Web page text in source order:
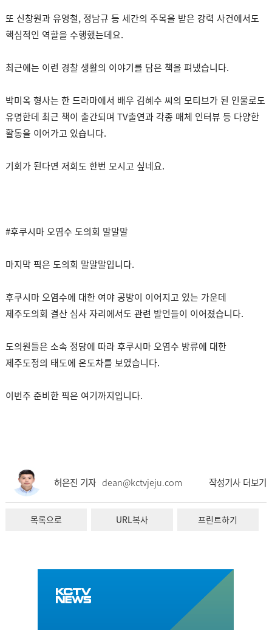
또 신창원과 유영철, 정남규 등 세간의 주목을 받은 강력 사건에서도
핵심적인 역할을 수행했는데요.
최근에는 이런 경찰 생활의 이야기를 담은 책을 펴냈습니다.
박미옥 형사는 한 드라마에서 배우 김혜수 씨의 모티브가 된 인물로도
유명한데 최근 책이 출간되며 TV출연과 각종 매체 인터뷰 등 다양한
활동을 이어가고 있습니다.
기회가 된다면 저희도 한번 모시고 싶네요.
#후쿠시마 오염수 도의회 말말말
마지막 픽은 도의회 말말말입니다.
후쿠시마 오염수에 대한 여야 공방이 이어지고 있는 가운데
제주도의회 결산 심사 자리에서도 관련 발언들이 이어졌습니다.
도의원들은 소속 정당에 따라 후쿠시마 오염수 방류에 대한
제주도정의 태도에 온도차를 보였습니다.
이번주 준비한 픽은 여기까지입니다.
허은진 기자 dean@kctvjeju.com 작성기사 더보기
목록으로 URL복사 프린트하기